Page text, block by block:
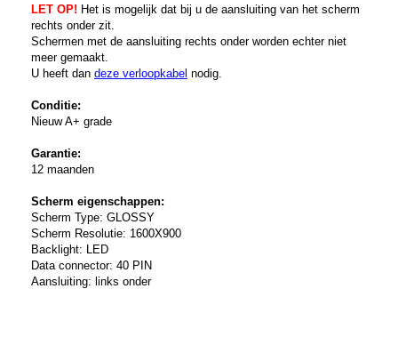
LET OP! Het is mogelijk dat bij u de aansluiting van het scherm
rechts onder zit.
Schermen met de aansluiting rechts onder worden echter niet
meer gemaakt.
U heeft dan deze verloopkabel nodig.
Conditie:
Nieuw A+ grade
Garantie:
12 maanden
Scherm eigenschappen:
Scherm Type: GLOSSY
Scherm Resolutie: 1600X900
Backlight: LED
Data connector: 40 PIN
Aansluiting: links onder